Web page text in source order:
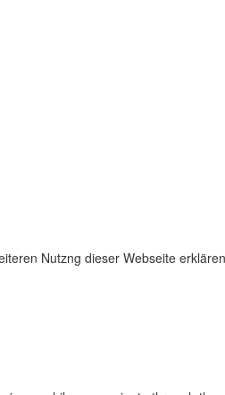
Nutzng dieser Webseite